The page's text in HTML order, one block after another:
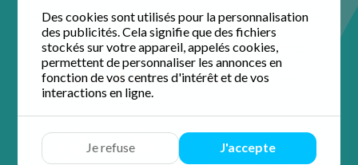
Des cookies sont utilisés pour la personnalisation
des publicités. Cela signifie que des fichiers
stockés sur votre appareil, appelés cookies,
permettent de personnaliser les annonces en
fonction de vos centres d'intérêt et de vos
interactions en ligne.
Je refuse J'accepte
Installée au cœur de la ville, l'équipe de Centre Services
Vif simplifie votre quotidien. Profitez d'un
accompagnement personnalisé et de proximité.
4.8 / 5 sur 108 avisGoogle